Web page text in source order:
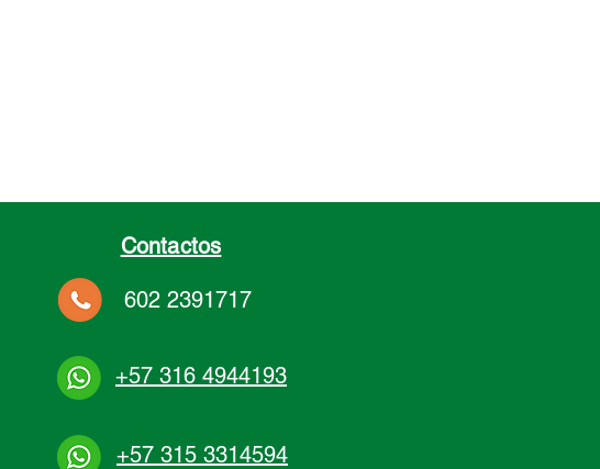
Contactos
602 2391717
+57 316 4944193
+57 315 3314594